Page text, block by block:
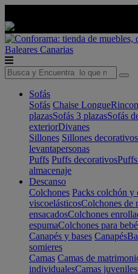
Baleares Canarias
Sofás
Sofás Chaise Longue
plazasSofás 3 plazasSofás
exteriorDivanes
Sillones Sillones decorativos
levantapersonas
Puffs Puffs decorativos
almacenaje
Descanso
Colchones Packs colchón y
viscoelásticosColchones de
ensacadosColchones
espumaColchones para bebé
Canapés y bases Canapés
somieres
Camas Camas de
individualesCamas juveniles